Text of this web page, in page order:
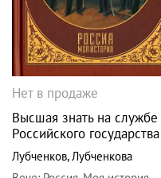
Нет в продаже
Высшая знать на службе
Российского государства
Лубченков,Лубченкова